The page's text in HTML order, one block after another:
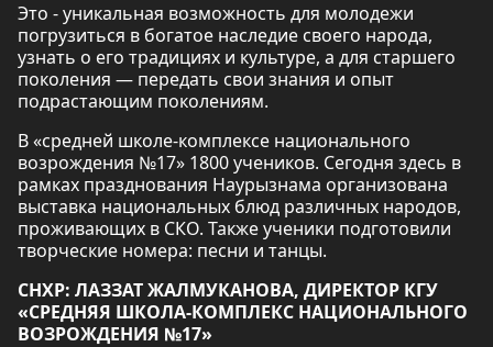
Это - уникальная возможность для молодежи
погрузиться в богатое наследие своего народа,
узнать о его традициях и культуре, а для старшего
поколения — передать свои знания и опыт
подрастающим поколениям.
В «средней школе-комплексе национального
возрождения №17» 1800 учеников. Сегодня здесь в
рамках празднования Наурызнама организована
выставка национальных блюд различных народов,
проживающих в СКО. Также ученики подготовили
творческие номера: песни и танцы.
СНХР: ЛАЗЗАТ ЖАЛМУКАНОВА, ДИРЕКТОР КГУ
«СРЕДНЯЯ ШКОЛА-КОМПЛЕКС НАЦИОНАЛЬНОГО
ВОЗРОЖДЕНИЯ №17»